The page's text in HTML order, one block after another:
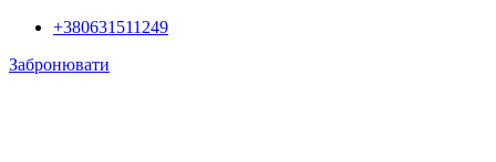
+380631511249
Забронювати